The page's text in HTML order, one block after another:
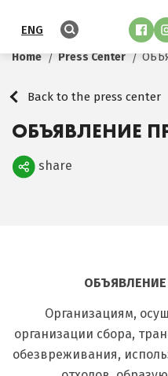
ENG
Home Press Center
Back to the press center
ОБЪЯВЛЕНИЕ
Поделиться
share
Организациям,
организации сбора,
обезвреживания,